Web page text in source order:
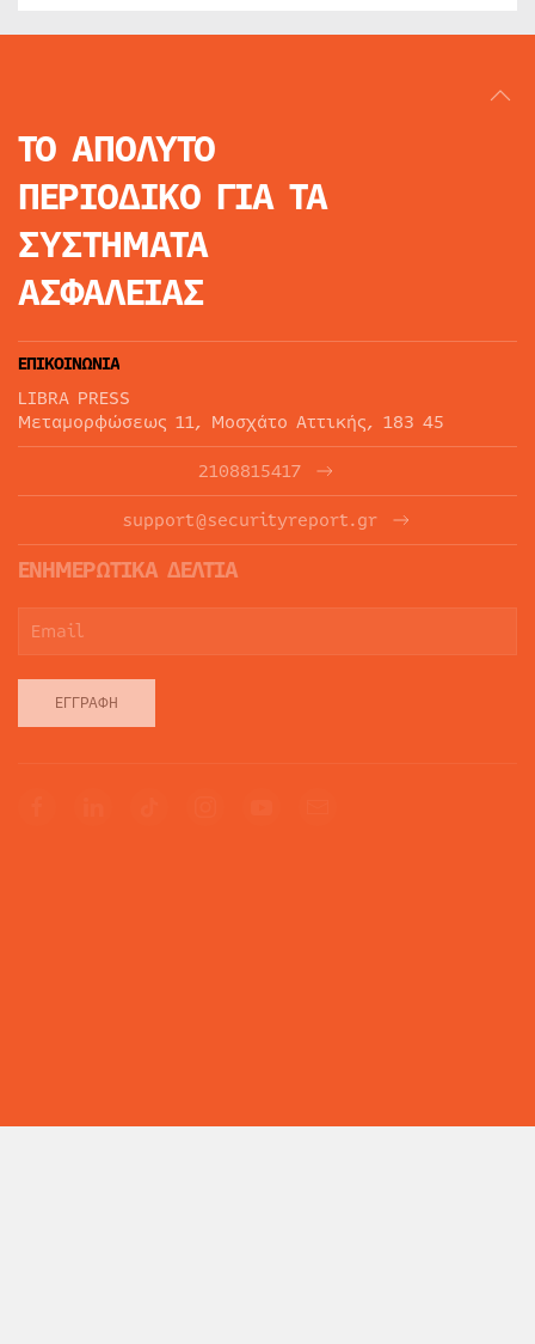
ΤΟ ΑΠΟΛΥΤΟ
ΠΕΡΙΟΔΙΚΟ ΓΙΑ ΤΑ
ΣΥΣΤΗΜΑΤΑ
ΑΣΦΑΛΕΙΑΣ
ΕΠΙΚΟΙΝΩΝΙΑ
LIBRA PRESS
Μεταμορφώσεως 11, Μοσχάτο Αττικής, 183 45
2108815417
support@securityreport.gr
ΕΝΗΜΕΡΩΤΙΚΑ ΔΕΛΤΙΑ
ΕΓΓΡΑΦΉ